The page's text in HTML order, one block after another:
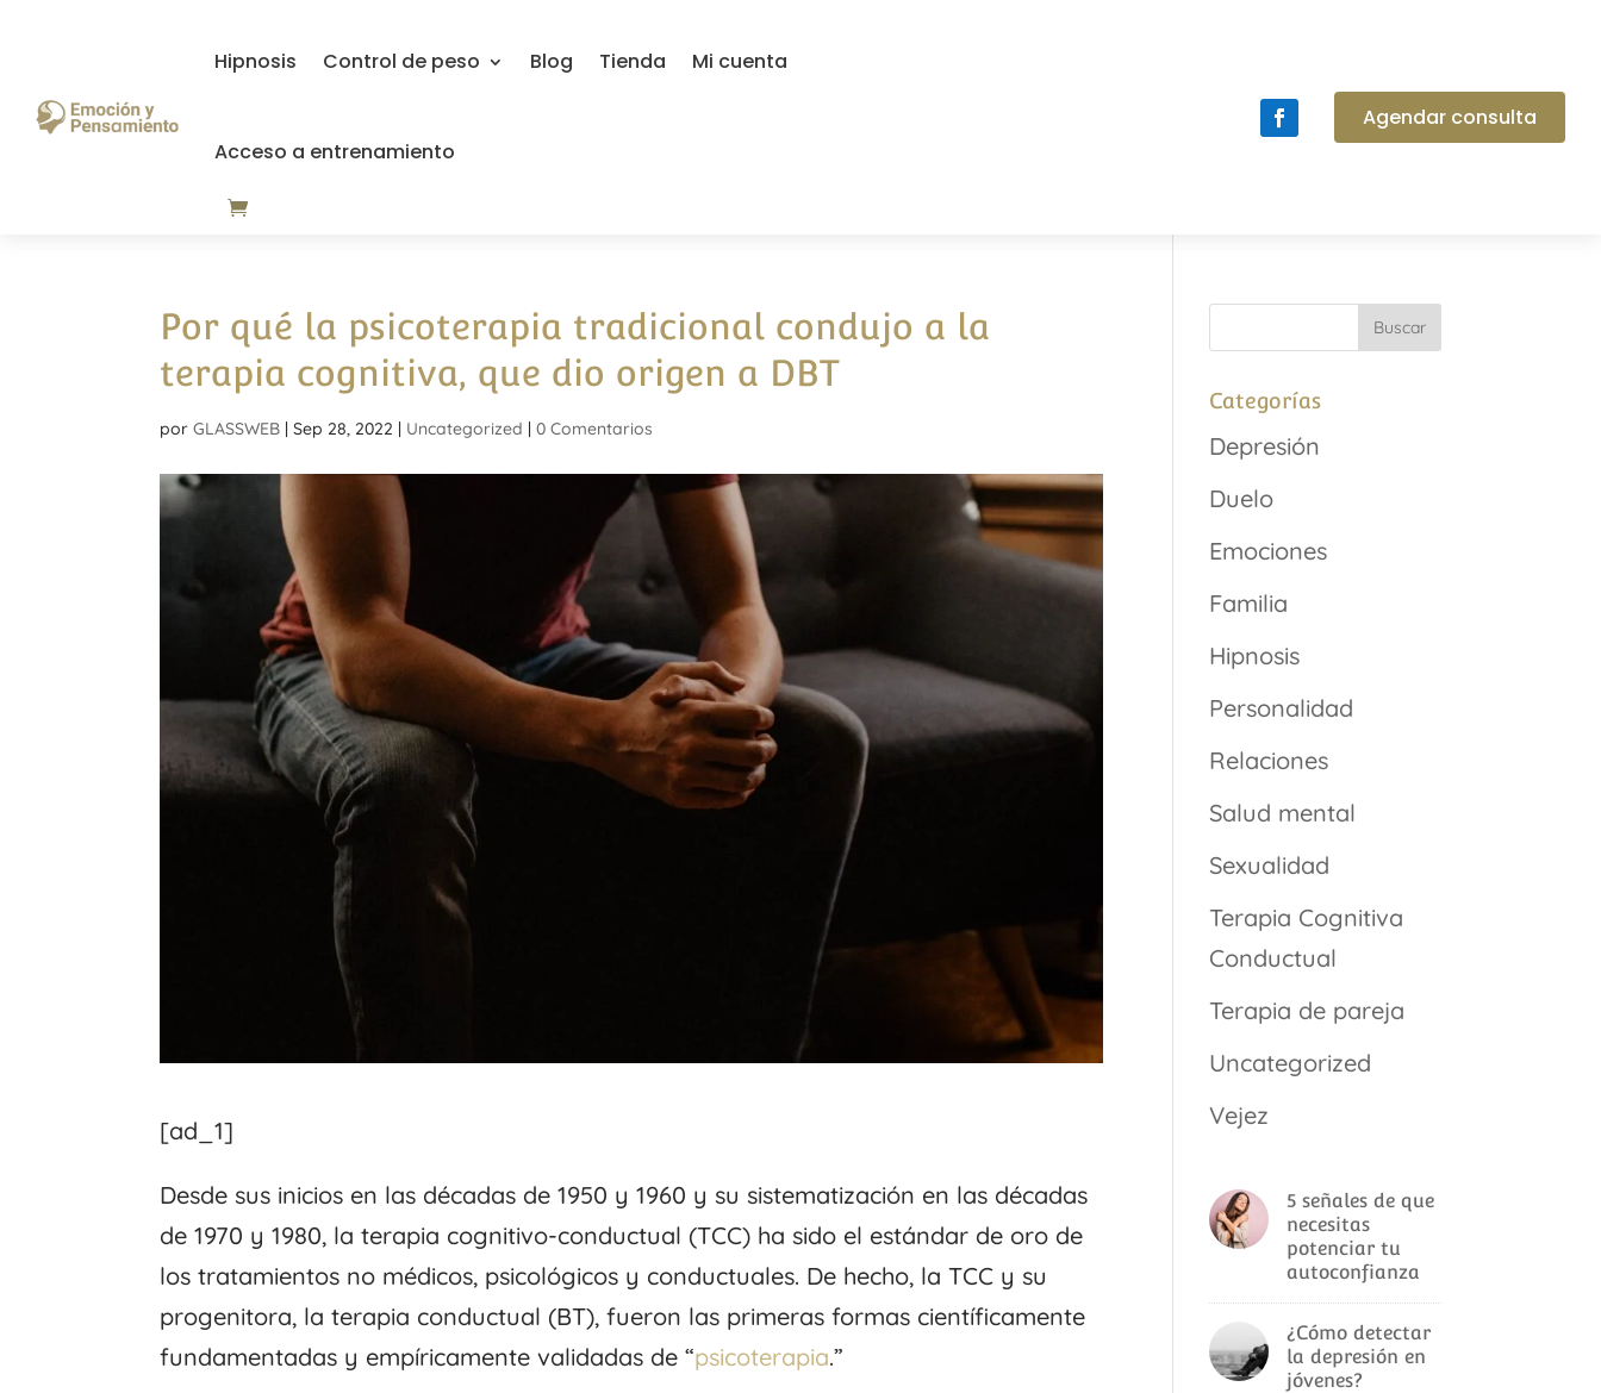
Hipnosis Control de peso Blog Tienda Mi cuenta
Acceso a entrenamiento
Agendar consulta
Por qué la psicoterapia tradicional condujo a la
terapia cognitiva, que dio origen a DBT
porGLASSWEB |Sep 28, 2022 | Uncategorized |0 Comentarios
[ad_1]
Desde sus inicios en las décadas de 1950 y 1960 y su sistematización en las décadas
de 1970 y 1980, la terapia cognitivo-conductual (TCC) ha sido el estándar de oro de
los tratamientos no médicos, psicológicos y conductuales. De hecho, la TCC y su
progenitora, la terapia conductual (BT), fueron las primeras formas científicamente
fundamentadas y empíricamente validadas de “psicoterapia.”
Categorías
Depresión
Duelo
Emociones
Familia
Hipnosis
Personalidad
Relaciones
Salud mental
Sexualidad
Terapia Cognitiva
Conductual
Terapia de pareja
Uncategorized
Vejez
5 señales de que
necesitas
potenciar tu
autoconfianza
¿Cómo detectar
la depresión en
jóvenes?